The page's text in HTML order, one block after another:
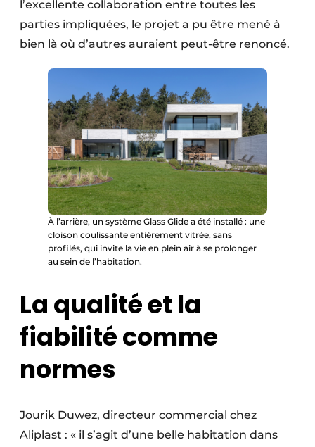
l’excellente collaboration entre toutes les
parties impliquées, le projet a pu être mené à
bien là où d’autres auraient peut-être renoncé.
À l’arrière, un système Glass Glide a été installé : une
cloison coulissante entièrement vitrée, sans
profilés, qui invite la vie en plein air à se prolonger
au sein de l’habitation.
La qualité et la
fiabilité comme
normes
Jourik Duwez, directeur commercial chez
Aliplast : « il s’agit d’une belle habitation dans